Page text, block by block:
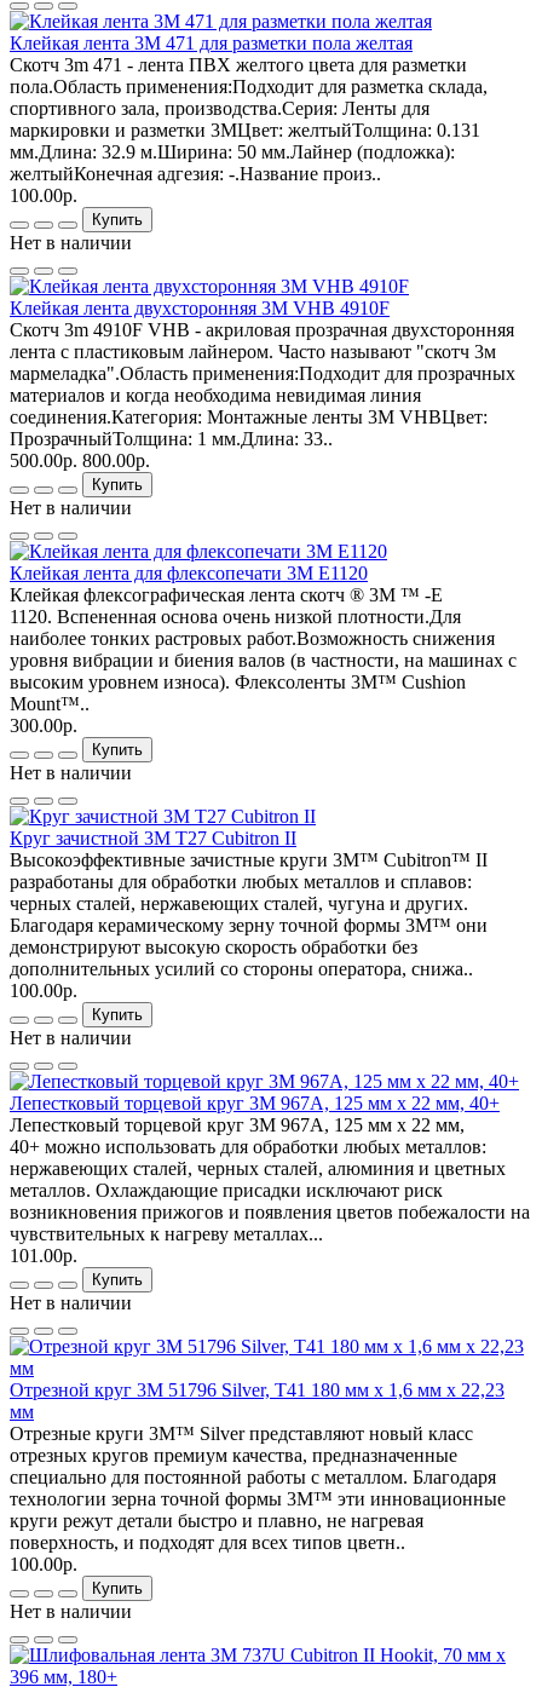
Клейкая лента 3М 471 для разметки пола желтая
Скотч 3m 471 - лента ПВХ желтого цвета для разметки
пола.Область применения:Подходит для разметка склада,
спортивного зала, производства.Серия: Ленты для
маркировки и разметки 3МЦвет: желтыйТолщина: 0.131
мм.Длина: 32.9 м.Ширина: 50 мм.Лайнер (подложка):
желтыйКонечная адгезия: -.Название произ..
100.00р.
Купить
Нет в наличии
Клейкая лента двухсторонняя 3М VHB 4910F
Скотч 3m 4910F VHB - акриловая прозрачная двухсторонняя
лента с пластиковым лайнером. Часто называют "скотч 3м
мармеладка".Область применения:Подходит для прозрачных
материалов и когда необходима невидимая линия
соединения.Категория: Монтажные ленты 3М VHBЦвет:
ПрозрачныйТолщина: 1 мм.Длина: 33..
500.00р. 800.00р.
Купить
Нет в наличии
Клейкая лента для флексопечати 3M E1120
Клейкая флексографическая лента скотч ® 3М ™ -E
1120. Вспененная основа очень низкой плотности.Для
наиболее тонких растровых работ.Возможность снижения
уровня вибрации и биения валов (в частности, на машинах с
высоким уровнем износа). Флексоленты 3M™ Cushion
Mount™..
300.00р.
Купить
Нет в наличии
Круг зачистной 3М T27 Cubitron II
Высокоэффективные зачистные круги 3М™ Cubitron™ II
разработаны для обработки любых металлов и сплавов:
черных сталей, нержавеющих сталей, чугуна и других.
Благодаря керамическому зерну точной формы 3M™ они
демонстрируют высокую скорость обработки без
дополнительных усилий со стороны оператора, снижа..
100.00р.
Купить
Нет в наличии
Лепестковый торцевой круг 3М 967A, 125 мм х 22 мм, 40+
Лепестковый торцевой круг 3М 967A, 125 мм х 22 мм,
40+ можно использовать для обработки любых металлов:
нержавеющих сталей, черных сталей, алюминия и цветных
металлов. Охлаждающие присадки исключают риск
возникновения прижогов и появления цветов побежалости на
чувствительных к нагреву металлах...
101.00р.
Купить
Нет в наличии
Отрезной круг 3М 51796 Silver, Т41 180 мм х 1,6 мм х 22,23
мм
Отрезные круги 3M™ Silver представляют новый класс
отрезных кругов премиум качества, предназначенные
специально для постоянной работы с металлом. Благодаря
технологии зерна точной формы 3M™ эти инновационные
круги режут детали быстро и плавно, не нагревая
поверхность, и подходят для всех типов цветн..
100.00р.
Купить
Нет в наличии